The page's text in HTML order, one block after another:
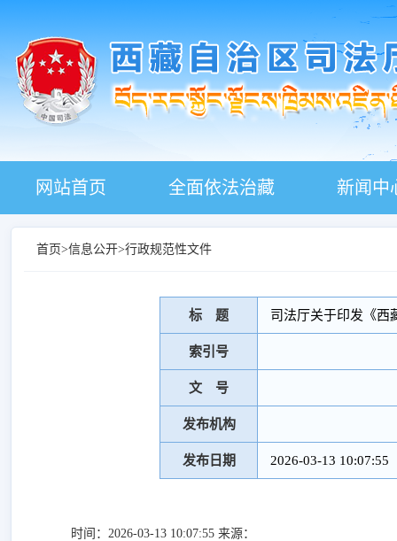
网站首页 全面依法治藏 新闻中
首页>信息公开>行政规范性文件
标 题 司法厅关于印发《西
索引号
文 号
发布机构
发布日期 2026-03-13 10:07:55
时间：2026-03-13 10:07:55 来源：